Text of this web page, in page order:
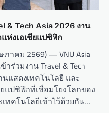
& Tech Asia 2026 งาน
ห่งเอเชียแปซิฟิก
ภาคม 2569) — VNU Asia
าร่วมงาน Travel & Tech
นแสดงเทคโนโลยี และ
แปซิฟิกที่เชื่อมโยงโลกของ
ทคโนโลยีเข้าไว้ด้วยกัน…